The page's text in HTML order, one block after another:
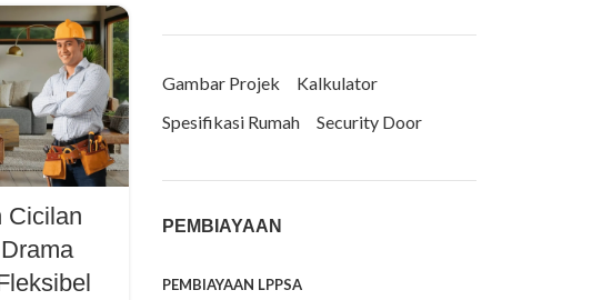
Cicilan
Gambar Projek
Kalkulator
Spesifikasi Rumah
Security Door
PEMBIAYAAN
PEMBIAYAAN LPPSA